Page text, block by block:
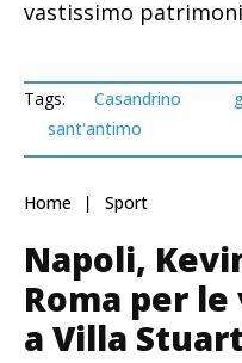
vastissimo
Tags: Casandrino
sant'antimo
Home Sport
Napoli,
Roma per
a Villa Stuart